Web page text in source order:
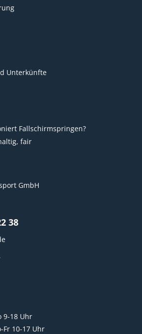
Unterkünfte
Fallschirmspringen?
fair
GmbH
38
9-18 Uhr
Fr 10-17 Uhr